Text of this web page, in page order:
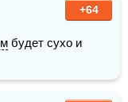
+64
будет сухо и